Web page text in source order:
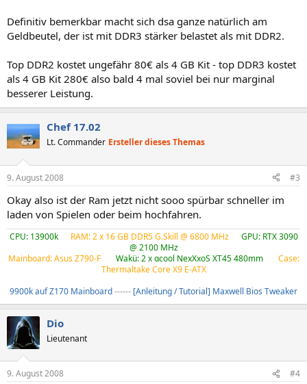
Definitiv bemerkbar macht sich dsa ganze natürlich am
Geldbeutel, der ist mit DDR3 stärker belastet als mit DDR2.
Top DDR2 kostet ungefähr 80€ als 4 GB Kit - top DDR3 kostet
als 4 GB Kit 280€ also bald 4 mal soviel bei nur marginal
besserer Leistung.
Chef 17.02
Lt. Commander Ersteller dieses Themas
9. August 2008 #3
Okay also ist der Ram jetzt nicht sooo spürbar schneller im
laden von Spielen oder beim hochfahren.
CPU: 13900k RAM: 2 x 16 GB DDR5 G.Skill @ 6800 MHz
GPU: RTX 3090
@ 2100 MHz
Mainboard: Asus Z790-F
Wakü: 2 x αcool NexXxoS XT45 480mm
Case:
Thermaltake Core X9 E-ATX
9900k auf Z170 Mainboard------ [Anleitung / Tutorial] Maxwell Bios Tweaker
Dio
Lieutenant
9. August 2008 #4